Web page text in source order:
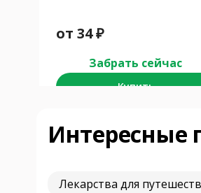
от 34₽
Забрать сейчас
Купить
Интересные
Лекарства для